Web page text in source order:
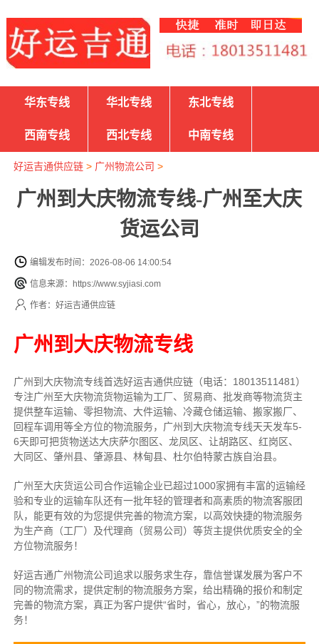
华东专线 华北专线 东北专线
西南专线 西北专线 中南专线
好运吉通供应链> 广州物流公司 >
广州到大庆物流专线-广州至大庆
货运公司
编辑发布时间：2026-08-06 14:00:54
信息来源：https://www.syjiasi.com
作者：好运吉通供应链
广州到大庆物流专线
广州到大庆物流专线首选好运吉通供应链（电话：18013511481）
专注广州至大庆物流货物运输为工厂、贸易商、批发商等物流货主
提供整车运输、零担物流、大件运输、冷藏仓储运输、搬家搬厂、
回程车调用等全方位的物流服务，广州到大庆物流专线天天发车5-
6天即可把货物送达大庆萨尔图区、龙凤区、让胡路区、红岗区、
大同区、肇州县、肇源县、林甸县、杜尔伯特蒙古族自治县。
广州至大庆货运公司合作运输企业已超过1000家拥有丰富的运输经
验和专业的运输车队还有一批年轻的管理者和高素质的物流客服团
队，能更有效的为您提供完善的物流方案，以高效快捷的物流服务
为生产商（工厂）及代理商（贸易公司）等货主提供优质安全的全
方位物流服务！
好运吉通广州物流公司追求以服务求生存，靠信誉谋发展为客户不
同的物流需求，提供定制的物流服务方案，给出精确的报价和制定
完善的物流方案，真正为客户提供“省时，省心，放心，”的物流服
务！